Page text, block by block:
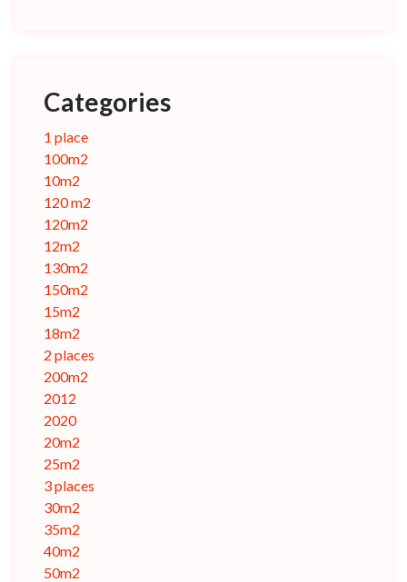
Categories
1 place
100m2
10m2
120 m2
120m2
12m2
130m2
150m2
15m2
18m2
2 places
200m2
2012
2020
20m2
25m2
3 places
30m2
35m2
40m2
50m2